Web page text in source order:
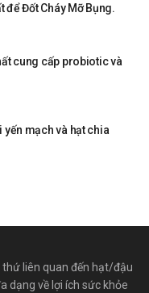
để Đốt Cháy Mỡ Bụng.
cung cấp probiotic và
mạch và hạt chia
liên quan đến hạt/đậu
dạng về lợi ích sức khỏe